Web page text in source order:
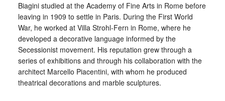
Biagini studied at the Academy of Fine Arts in Rome before
leaving in 1909 to settle in Paris. During the First World
War, he worked at Villa Strohl-Fern in Rome, where he
developed a decorative language informed by the
Secessionist movement. His reputation grew through a
series of exhibitions and through his collaboration with the
architect Marcello Piacentini, with whom he produced
theatrical decorations and marble sculptures.